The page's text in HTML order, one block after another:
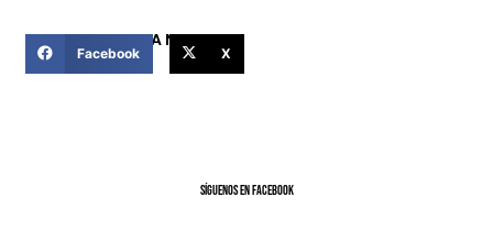
COMPARTIR ESTA NOTICIA
Facebook X
SíGUENOS EN FACEBOOK